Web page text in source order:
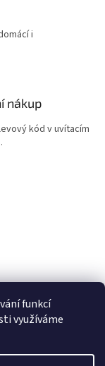
funkcí
využíváme
i
nákup
kód v uvítacím